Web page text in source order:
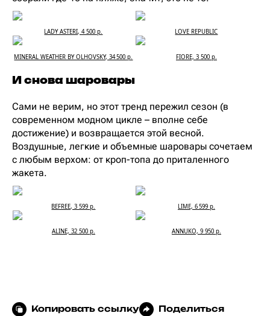
LADY ASTERI, 4 500 р. LOVE REPUBLIC
MINERAL WEATHER BY OLHOVSKY, 34 500 р. FIORE, 3 500 р.
И снова шаровары
Сами не верим, но этот тренд пережил сезон (в
современном модном цикле – вполне себе
достижение) и возвращается этой весной.
Воздушные, легкие и объемные шаровары сочетаем
с любым верхом: от кроп-топа до приталенного
жакета.
BEFREE, 3 599 р. LIME, 6 599 р.
ALINE, 32 500 р. ANNUKO, 9 950 р.
Копировать ссылку
Поделиться